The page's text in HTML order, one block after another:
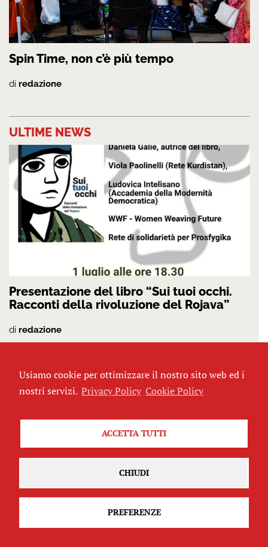
Spin Time, non c’è più tempo
di redazione
ULTIME NEWS
Presentazione del libro “Sui tuoi occhi.
Racconti della rivoluzione del Rojava”
di redazione
Corso di giornalismo sociale nel regime
di guerra
redazione
Usiamo cookie per ottimizzare il nostro sito web ed i
nostri servizi. Privacy Policy Cookie Policy
ACCETTA TUTTI
CHIUDI
PREFERENZE